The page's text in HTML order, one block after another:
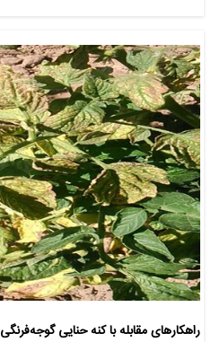
راهکارهای مقابله با کنه حنایی گوجه‌فرنگی